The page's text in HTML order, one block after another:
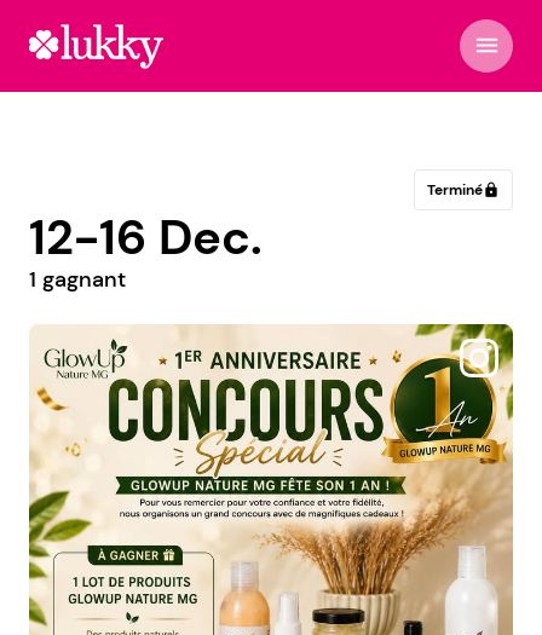
menu
Terminélock
12-16 Dec.
1 gagnant
@kraemerinternational